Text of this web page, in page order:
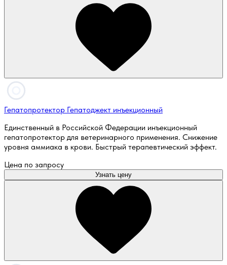
Гепатопротектор Гепатоджект инъекционный
Единственный в Российской Федерации инъекционный
гепатопротектор для ветеринарного применения. Снижение
уровня аммиака в крови. Быстрый терапевтический эффект.
Цена по запросу
Узнать цену